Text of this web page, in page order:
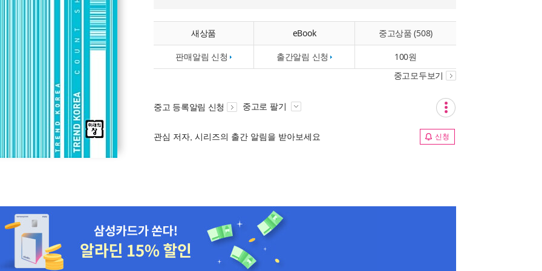
새상품 eBook 중고상품 (508)
판매알림 신청 출간알림 신청 100원
중고모두보기
중고 등록알림 신청 중고로 팔기
관심 저자, 시리즈의 출간 알림을 받아보세요 신청